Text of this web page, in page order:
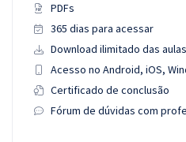
PDFs
365 dias para acessar
Download ilimitado das aulas
Acesso no Android, iOS,
Certificado de conclusão
Fórum de dúvidas com